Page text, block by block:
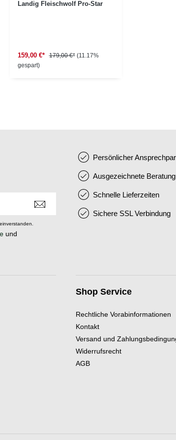
Landig Fleischwolf Pro-Star
159,00 €* 179,00 €* (11.17%
gespart)
und
Persönlicher
Ausgezeichnete Beratung
Schnelle Lieferzeiten
Sichere SSL Verbindung
Shop Service
Rechtliche Vorabinformationen
Kontakt
Versand und
Widerrufsrecht
AGB